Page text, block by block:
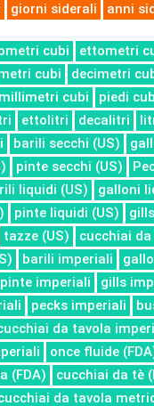
giorni siderali anni
cubi
ettometri
cubi
decimetri
millimetri cubi piedi
ettolitri decalitri
barili secchi (US)
pinte secchi (US)
liquidi (US)
galloni
pinte liquidi (US)
tazze (US)
cucchiai
barili imperiali
pinte imperiali
gills
pecks imperiali
da tavola
once fluide
(FDA)
cucchiai da tè
da tavola